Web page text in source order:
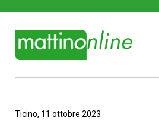
Ticino, 11 ottobre 2023